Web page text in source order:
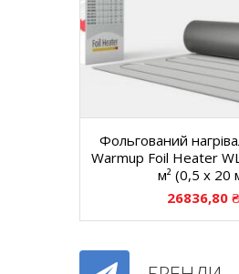
Фольгований
Warmup Foil Heater
м² (0,5 х 20
26836,80 ₴